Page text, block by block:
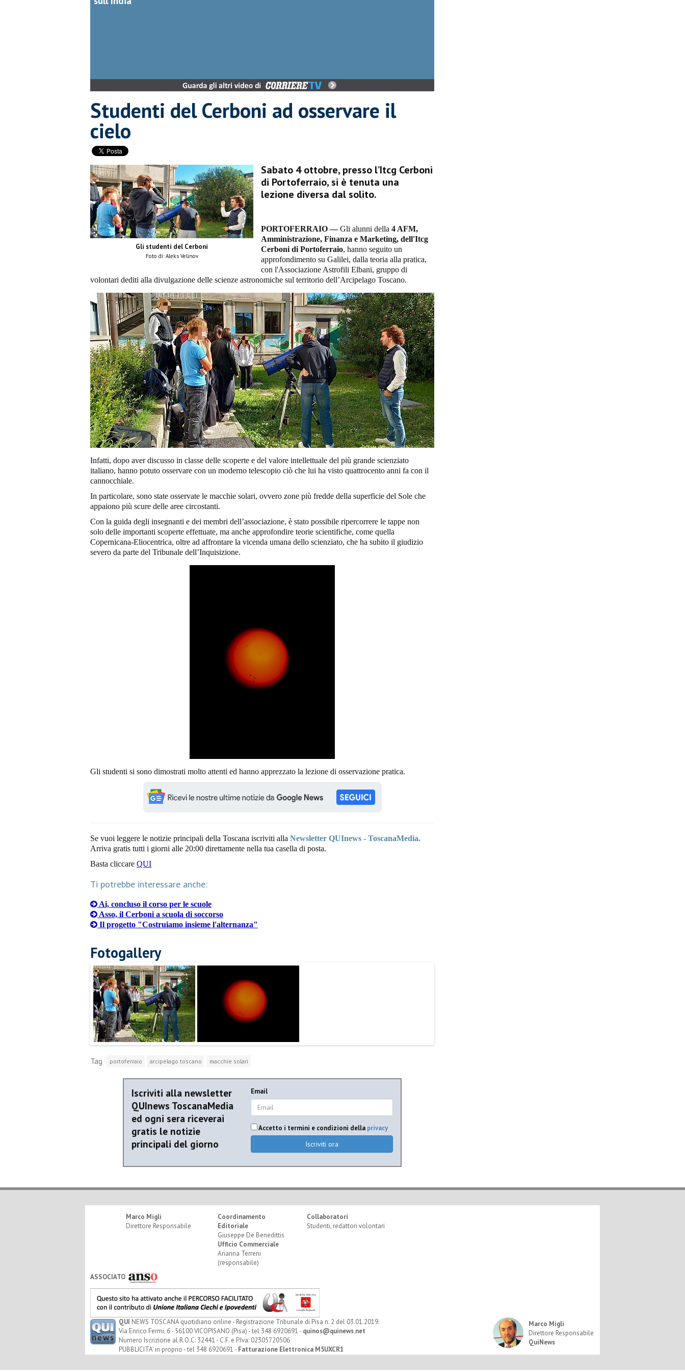
Studenti del Cerboni ad osservare il
cielo
Gli studenti del Cerboni
Foto di: Aleks Velinov
Sabato 4 ottobre, presso l’Itcg Cerboni
di Portoferraio, si è tenuta una
lezione diversa dal solito.
PORTOFERRAIO —Gli alunni della 4 AFM,
Amministrazione, Finanza e Marketing, dell'Itcg
Cerboni di Portoferraio, hanno seguito un
approfondimento su Galilei, dalla teoria alla pratica,
con l'Associazione Astrofili Elbani, gruppo di
volontari dediti alla divulgazione delle scienze astronomiche sul territorio dell’Arcipelago Toscano.
Infatti, dopo aver discusso in classe delle scoperte e del valore intellettuale del più grande scienziato
italiano, hanno potuto osservare con un moderno telescopio ciò che lui ha visto quattrocento anni fa con il
cannocchiale.
In particolare, sono state osservate le macchie solari, ovvero zone più fredde della superficie del Sole che
appaiono più scure delle aree circostanti.
Con la guida degli insegnanti e dei membri dell’associazione, è stato possibile ripercorrere le tappe non
solo delle importanti scoperte effettuate, ma anche approfondire teorie scientifiche, come quella
Copernicana-Eliocentrica, oltre ad affrontare la vicenda umana dello scienziato, che ha subito il giudizio
severo da parte del Tribunale dell’Inquisizione.
Gli studenti si sono dimostrati molto attenti ed hanno apprezzato la lezione di osservazione pratica.
Se vuoi leggere le notizie principali della Toscana iscriviti alla Newsletter QUInews - ToscanaMedia.
Arriva gratis tutti i giorni alle 20:00 direttamente nella tua casella di posta.
Basta cliccare QUI
Ti potrebbe interessare anche:
Ai, concluso il corso per le scuole
Asso, il Cerboni a scuola di soccorso
Il progetto "Costruiamo insieme l'alternanza"
Fotogallery
Tag portoferraio arcipelago toscano macchie solari
Iscriviti alla newsletter
QUInews ToscanaMedia
ed ogni sera riceverai
gratis le notizie
principali del giorno
Email
Accetto i termini e condizioni della privacy
Iscriviti ora
Marco Migli
Direttore Responsabile
Coordinamento
Editoriale
Giuseppe De Benedittis
Ufficio Commerciale
Arianna Terreni
(responsabile)
Collaboratori
Studenti, redattori volontari
ASSOCIATO
QUI NEWS TOSCANA quotidiano online - Registrazione Tribunale di Pisa n. 2 del 03.01.2019.
Via Enrico Fermi, 6 - 56100 VICOPISANO (Pisa) - tel 348 6920691 - quinos@quinews.net
Numero Iscrizione al R.O.C: 32441 - C.F. e P.Iva: 02305720506
PUBBLICITA' in proprio - tel 348 6920691 - Fatturazione Elettronica M5UXCR1
Marco Migli
Direttore Responsabile
QuiNews